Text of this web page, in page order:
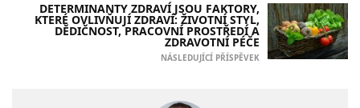
DETERMINANTY ZDRAVÍ JSOU FAKTORY,
KTERÉ OVLIVŇUJÍ ZDRAVÍ: ŽIVOTNÍ STYL,
DĚDIČNOST, PRACOVNÍ PROSTŘEDÍ A
ZDRAVOTNÍ PÉČE
NÁSLEDUJÍCÍ PŘÍSPĚVEK